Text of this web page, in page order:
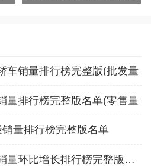
车销量排行榜完整版(批发量
量排行榜完整版名单(零售量
量排行榜完整版名单
2019年6月汽车销量环比增长排行榜完整版名单